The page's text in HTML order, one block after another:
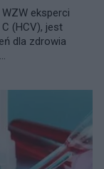
eksperci
(HCV), jest
dla zdrowia